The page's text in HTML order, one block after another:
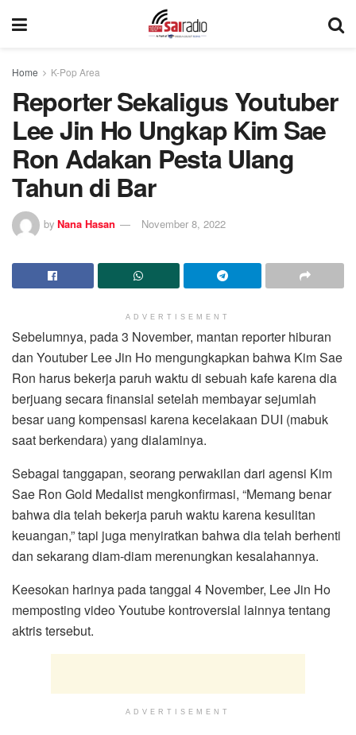
Home K-Pop Area
Reporter Sekaligus Youtuber
Lee Jin Ho Ungkap Kim Sae
Ron Adakan Pesta Ulang
Tahun di Bar
by Nana Hasan November 8, 2022
ADVERTISEMENT
Sebelumnya, pada 3 November, mantan reporter hiburan
dan Youtuber Lee Jin Ho mengungkapkan bahwa Kim Sae
Ron harus bekerja paruh waktu di sebuah kafe karena dia
berjuang secara finansial setelah membayar sejumlah
besar uang kompensasi karena kecelakaan DUI (mabuk
saat berkendara) yang dialaminya.
Sebagai tanggapan, seorang perwakilan dari agensi Kim
Sae Ron Gold Medalist mengkonfirmasi, “Memang benar
bahwa dia telah bekerja paruh waktu karena kesulitan
keuangan,” tapi juga menyiratkan bahwa dia telah berhenti
dan sekarang diam-diam merenungkan kesalahannya.
Keesokan harinya pada tanggal 4 November, Lee Jin Ho
memposting video Youtube kontroversial lainnya tentang
aktris tersebut.
ADVERTISEMENT